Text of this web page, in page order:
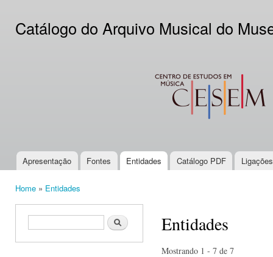
Catálogo do Arquivo Musical do
CESEM
Main menu
Apresentação Fontes Entidades Catálogo PDF
Home » Entidades
Search form Search Entidades
Mostrando 1 - 7 de 7